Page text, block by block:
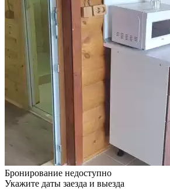
Бронирование недоступно
Укажите даты заезда и выезда